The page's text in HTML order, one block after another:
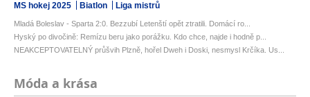
MS hokej 2025 Biatlon Liga mistrů
Mladá Boleslav - Sparta 2:0. Bezzubí Letenští opět ztratili. Domácí ro...
Hyský po divočině: Remízu beru jako porážku. Kdo chce, najde i hodně p...
NEAKCEPTOVATELNÝ průšvih Plzně, hořel Dweh i Doski, nesmysl Krčíka. Us...
Móda a krása